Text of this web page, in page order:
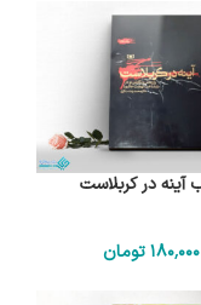
آینه در کربلاست
180٬000 تومان